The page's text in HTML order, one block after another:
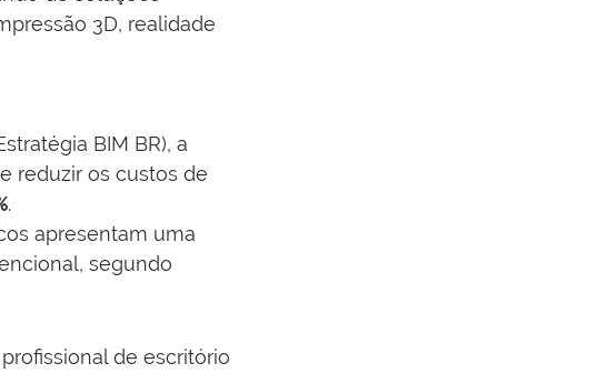
3D, realidade
BIM BR), a
reduzir os custos de
.
apresentam uma
segundo
de escritório